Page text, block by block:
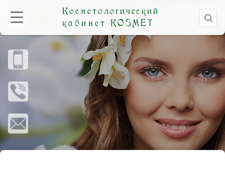
Косметологический
кабинет KOSMET